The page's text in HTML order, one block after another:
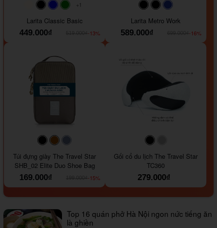
#faf0e6
#000000#0000FF#008000
+1
Larita Classic Basic
449.000₫
-13%
#000000#000000
Larita Metro Work
589.000₫
-16%
#000000#964B00
Túi đựng giày The Travel Star
SHB_02 Elite Duo Shoe Bag
169.000₫
-15%
#000000
Gối cổ du lịch The Travel Star
TC360
279.000₫
Top 16 quán phở Hà Nội ngon nức tiếng ăn
là ghiền